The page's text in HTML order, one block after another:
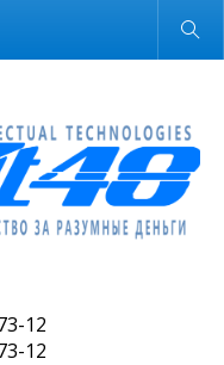
Обычная версия
12
12